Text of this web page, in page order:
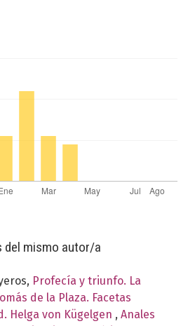
mismo autor/a
Profecía y triunfo. La
de la Plaza. Facetas
Helga von Kügelgen , Anales